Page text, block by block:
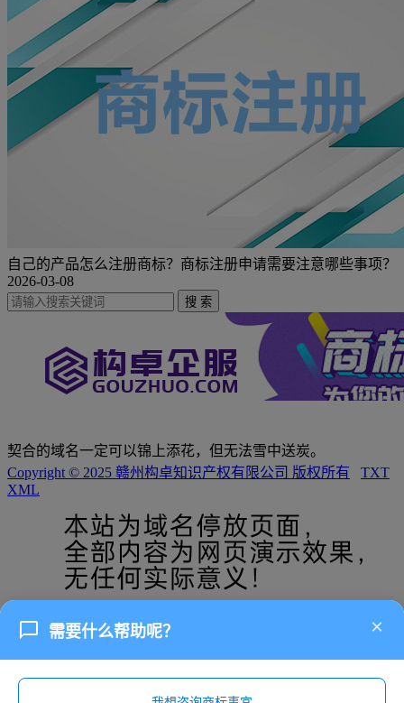
自己的产品怎么注册商标？商标注册申请需要注意哪些事项？
2026-03-08
契合的域名一定可以锦上添花，但无法雪中送炭。
Copyright © 2025 赣州构卓知识产权有限公司 版权所有
TXT
XML
需要什么帮助呢？ ×